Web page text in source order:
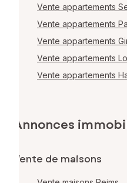
Vente appartements
Vente appartements
Vente appartements
Vente appartements
Vente appartements
Annonces
Vente de maisons